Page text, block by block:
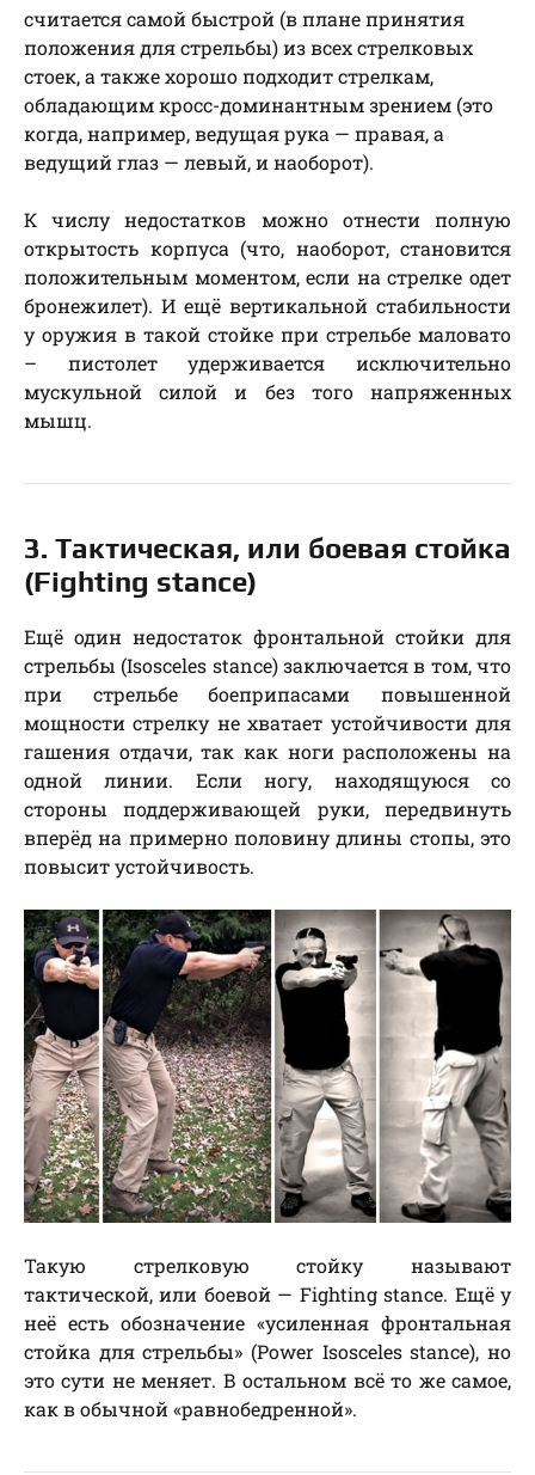
считается самой быстрой (в плане принятия
положения для стрельбы) из всех стрелковых
стоек, а также хорошо подходит стрелкам,
обладающим кросс-доминантным зрением (это
когда, например, ведущая рука — правая, а
ведущий глаз — левый, и наоборот).
К числу недостатков можно отнести полную
открытость корпуса (что, наоборот, становится
положительным моментом, если на стрелке одет
бронежилет). И ещё вертикальной стабильности
у оружия в такой стойке при стрельбе маловато
– пистолет удерживается исключительно
мускульной силой и без того напряженных
мышц.
3. Тактическая, или боевая стойка
(Fighting stance)
Ещё один недостаток фронтальной стойки для
стрельбы (Isosceles stance) заключается в том, что
при стрельбе боеприпасами повышенной
мощности стрелку не хватает устойчивости для
гашения отдачи, так как ноги расположены на
одной линии. Если ногу, находящуюся со
стороны поддерживающей руки, передвинуть
вперёд на примерно половину длины стопы, это
повысит устойчивость.
Такую стрелковую стойку называют
тактической, или боевой — Fighting stance. Ещё у
неё есть обозначение «усиленная фронтальная
стойка для стрельбы» (Power Isosceles stance), но
это сути не меняет. В остальном всё то же самое,
как в обычной «равнобедренной».